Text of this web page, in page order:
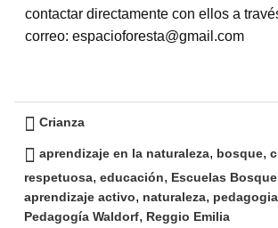
contactar directamente con ellos a
correo: espacioforesta@gmail.com
Crianza
aprendizaje en la naturaleza, bosque,
respetuosa,educación, Escuelas Bosque
aprendizaje activo, naturaleza,
Pedagogía Waldorf, Reggio Emilia